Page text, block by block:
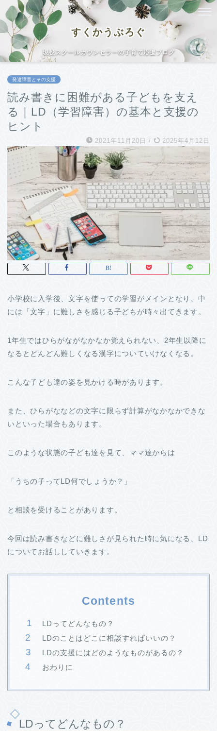
すくかうぶろぐ
現役スクールカウンセラーの子育て応援ブログ
発達障害とその支援
読み書きに困難がある子どもを支え
る｜LD（学習障害）の基本と支援の
ヒント
2021年11月20日 / 2025年4月12日
小学校に入学後、文字を使っての学習がメインとなり、中
には「文字」に難しさを感じる子どもが時々出てきます。
1年生ではひらがながなかなか覚えられない、2年生以降に
なるとどんどん難しくなる漢字についていけなくなる。
こんな子ども達の姿を見かける時があります。
また、ひらがななどの文字に限らず計算がなかなかできな
いといった場合もあります。
このような状態の子ども達を見て、ママ達からは
「うちの子ってLD何でしょうか？」
と相談を受けることがあります。
今回は読み書きなどに難しさが見られた時に気になる、LD
についてお話ししていきます。
Contents
LDってどんなもの？
LDのことはどこに相談すればいいの？
LDの支援にはどのようなものがあるの？
おわりに
LDってどんなもの？